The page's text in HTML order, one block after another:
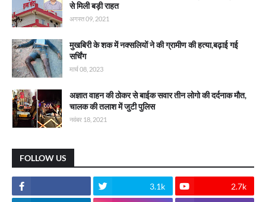
से मिली बड़ी राहत
अगस्त 09, 2021
मुखबिरी के शक में नक्सलियों ने की ग्रामीण की हत्या,बढ़ाई गई
सर्चिंग
मार्च 08, 2023
अज्ञात वाहन की ठोकर से बाईक सवार तीन लोगो की दर्दनाक मौत,
चालक की तलाश में जुटी पुलिस
नवंबर 18, 2021
FOLLOW US
3.1k 2.7k